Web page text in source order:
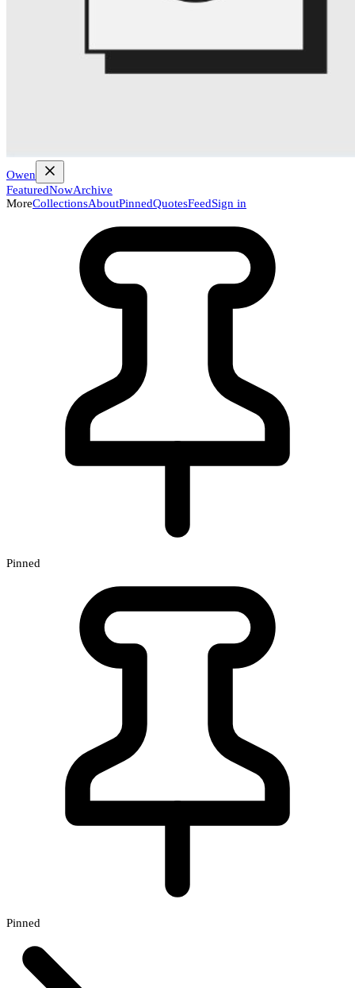
Owen
FeaturedNowArchive
MoreCollectionsAboutPinnedQuotesFeedSign in
Pinned
Pinned